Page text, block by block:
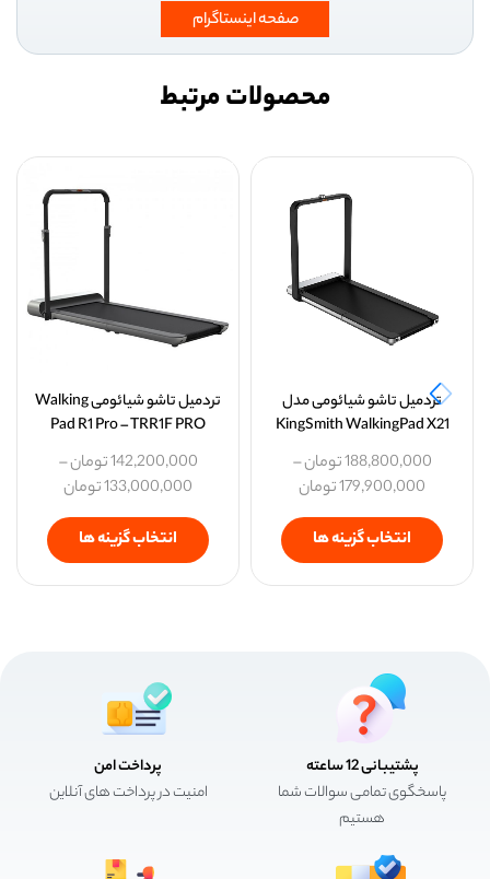
صفحه اینستاگرام
محصولات مرتبط
تردمیل تاشو شیائومی مدل
KingSmith WalkingPad X21
188,800,000تومان–
179,900,000تومان
انتخاب گزینه ها
تردمیل تاشو شیائومی Walking
Pad R1 Pro – TRR1F PRO
142,200,000تومان–
133,000,000تومان
انتخاب گزینه ها
پشتیبانی 12 ساعته
پاسخگوی تمامی سوالات شما
هستیم
پرداخت امن
امنیت در پرداخت های آنلاین